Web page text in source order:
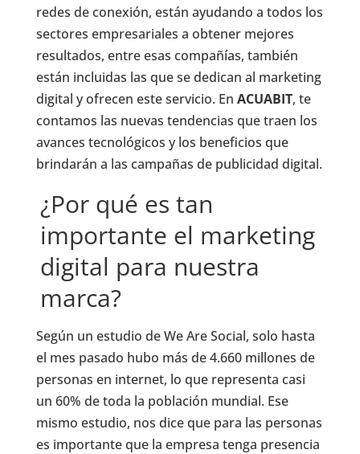
redes de conexión, están ayudando a todos los
sectores empresariales a obtener mejores
resultados, entre esas compañías, también
están incluidas las que se dedican al marketing
digital y ofrecen este servicio. En ACUABIT, te
contamos las nuevas tendencias que traen los
avances tecnológicos y los beneficios que
brindarán a las campañas de publicidad digital.
¿Por qué es tan
importante el marketing
digital para nuestra
marca?
Según un estudio de We Are Social, solo hasta
el mes pasado hubo más de 4.660 millones de
personas en internet, lo que representa casi
un 60% de toda la población mundial. Ese
mismo estudio, nos dice que para las personas
es importante que la empresa tenga presencia